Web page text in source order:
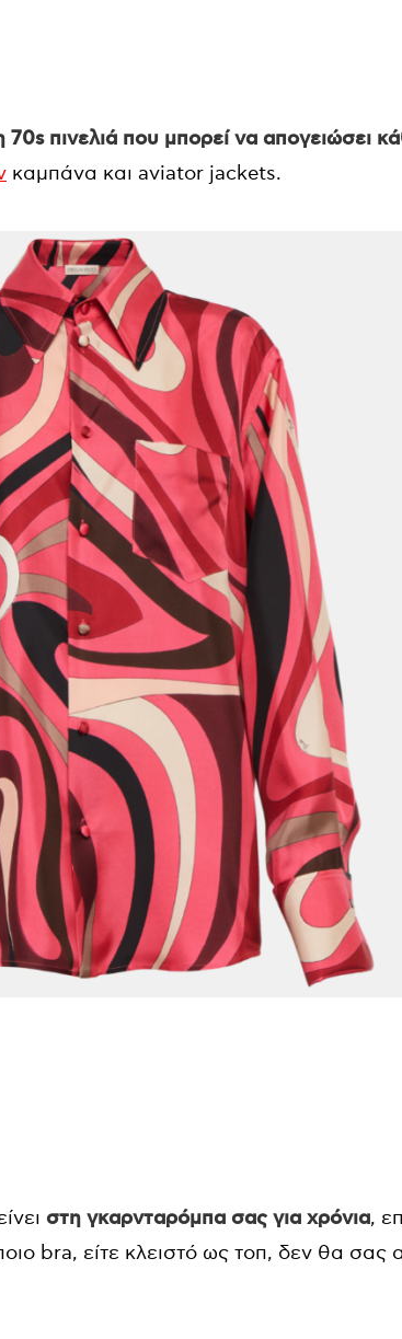
70s πινελιά που μπορεί να απογειώσει
καμπάνα και aviator jackets.
στη γκαρνταρόμπα σας για χρόνια,
bra, είτε κλειστό ως τοπ, δεν θα σας